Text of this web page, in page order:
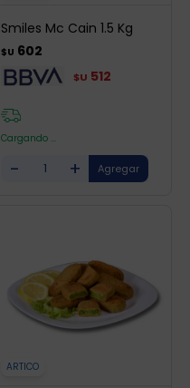
Smiles Mc Cain 1.5 Kg
$U 602
$U 512
Cargando ...
- +
ARTICO